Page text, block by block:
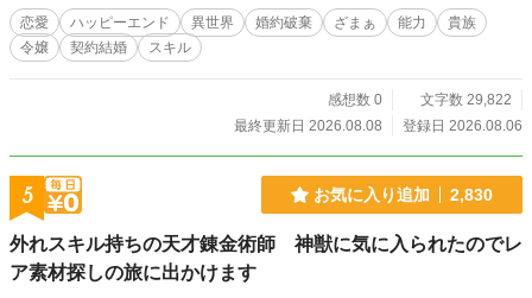
を生きる古龍――誰にも理解されなかった彼女の言葉が、辺境の地に静かな奇跡
をもたらしていく。 そしていつしか、無口だったはずの辺境伯の心にも、小さ
な変化が生まれ始めていた。 文字数やランクでは測れない、本当の価値を見つ
恋愛 ハッピーエンド 異世界 婚約破棄 ざまぁ 能力
貴族
令嬢
契約結婚 スキル
感想数 0
文字数 29,822
最終更新日 2026.08.08
登録日 2026.08.06
5 お気に入り追加 2,830
外れスキル持ちの天才錬金術師 神獣に気に入られたのでレ
ア素材探しの旅に出かけます